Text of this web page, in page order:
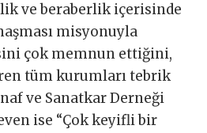
ve beraberlik içerisinde
misyonuyla
çok memnun ettiğini,
tüm kurumları tebrik
ve Sanatkar Derneği
ise “Çok keyifli bir